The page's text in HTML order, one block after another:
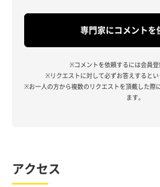
専門家にコメントを
※コメントを依頼するには会員登
※リクエストに対して必ずお答えするとい
※お一人の方から複数のリクエストを頂戴した際
ます。
アクセス